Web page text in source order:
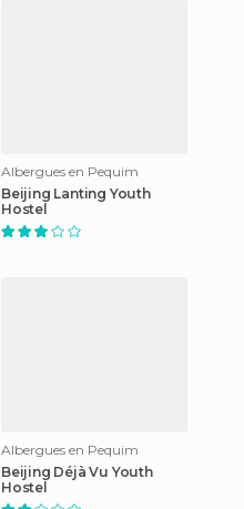
Albergues en Pequim
Beijing Lanting Youth
Hostel
Albergues en Pequim
Beijing Déjà Vu Youth
Hostel